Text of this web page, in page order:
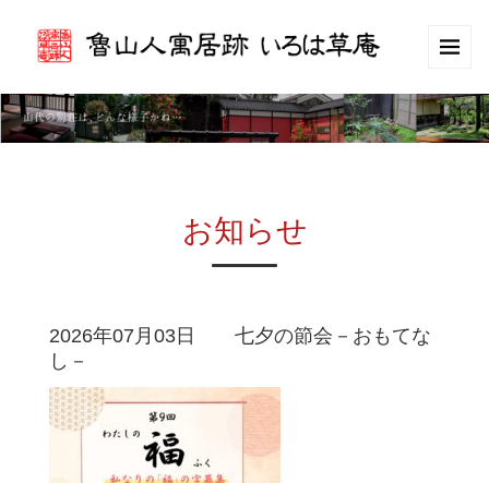
お知らせ
2026年07月03日 七夕の節会－おもてな
し－